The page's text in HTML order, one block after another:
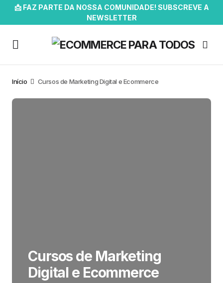
📩 FAZ PARTE DA NOSSA COMUNIDADE! SUBSCREVE A
NEWSLETTER
Início Cursos de Marketing Digital e Ecommerce
Cursos de Marketing
Digital e Ecommerce